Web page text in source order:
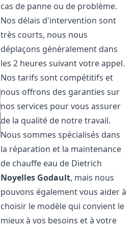
cas de panne ou de problème.
Nos délais d'intervention sont
très courts, nous nous
déplaçons généralement dans
les 2 heures suivant votre appel.
Nos tarifs sont compétitifs et
nous offrons des garanties sur
nos services pour vous assurer
de la qualité de notre travail.
Nous sommes spécialisés dans
la réparation et la maintenance
de chauffe eau de Dietrich
Noyelles Godault, mais nous
pouvons également vous aider à
choisir le modèle qui convient le
mieux à vos besoins et à votre